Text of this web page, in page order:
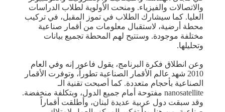
والاتصالات والفيزياء. ومنحت الأولوية لطلاب الدراسات
العليا. كما سيشارك الطلاب في تموز المقبل، في تركيب
محطة أرضية، لاستقبال معلومات من أقمار صناعية
مختلفة موجودة. وستتيح لهم المحطة تجميع بيانات
وتحليلها.
وعن انطلاق فكرة البرنامج، يقول فاعور إنه وفي العام
2010 شهد عالم الأقمار الصناعية تطوراً، وتوفرت الأقمار
الصناعية بأحجام متعددة. كما أصبحت تقنية الـ
nanosatellite مفتوحة أمام جميع الدول، وبتكلفة منخفضة.
وقد سبقت دول عربية عديدة لبنان، وأطلقت أقماراً